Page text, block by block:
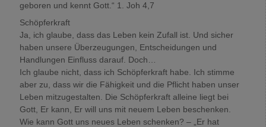
geboren und kennt Gott.“ 1. Joh 4,7
Schöpferkraft
Ja, ich glaube, dass das Leben kein Zufall ist. Und sicher
haben unsere Überzeugungen, Entscheidungen und
Handlungen Einfluss darauf. Doch…
Ich glaube nicht, dass ich Schöpferkraft habe. Ich stimme
aber zu, dass wir die Fähigkeit und die Pflicht haben unser
Leben mitzugestalten. Die Schöpferkraft alleine liegt bei
Gott, Er kann, Er will uns mit neuem Leben beschenken.
Wie kann Gott uns neues Leben schenken? – „Er hat